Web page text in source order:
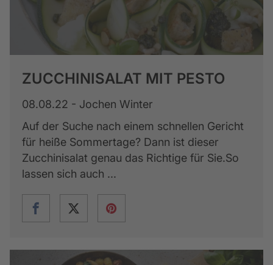
ZUCCHINISALAT MIT PESTO
08.08.22 - Jochen Winter
Auf der Suche nach einem schnellen Gericht
für heiße Sommertage? Dann ist dieser
Zucchinisalat genau das Richtige für Sie.So
lassen sich auch ...